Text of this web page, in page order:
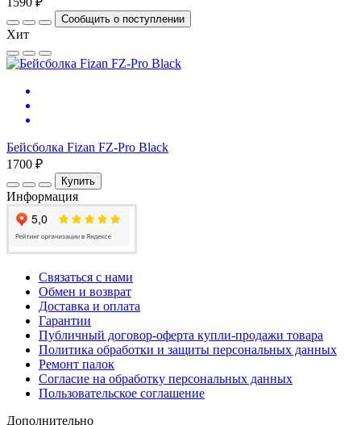
Сообщить о поступлении
Хит
Бейсболка Fizan FZ-Pro Black
1700 ₽
Купить
Информация
Связаться с нами
Обмен и возврат
Доставка и оплата
Гарантии
Публичный договор-оферта купли-продажи товара
Политика обработки и защиты персональных данных
Ремонт палок
Согласие на обработку персональных данных
Пользовательское соглашение
Дополнительно